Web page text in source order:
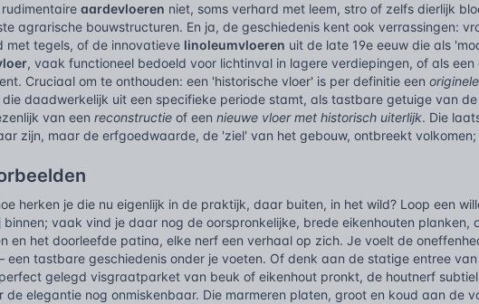
rudimentaireaardevloeren niet, soms verhard met leem, stro of zelfs dierlijk
agrarische bouwstructuren. En ja, de geschiedenis kent ook verrassingen:
met tegels, of de innovatieve linoleumvloeren uit de late 19e eeuw die als
, vaak functioneel bedoeld voor lichtinval in lagere verdiepingen, of als een
Cruciaal om te onthouden: een 'historische vloer' is per definitie eenoriginele
die daadwerkelijk uit een specifieke periode stamt, als tastbare getuige van
van eenreconstructie of eennieuwe vloer met historisch uiterlijk. Die
zijn, maar de erfgoedwaarde, de 'ziel' van het gebouw, ontbreekt
herken je die nu eigenlijk in de praktijk, daar buiten, in het wild? Loop een
binnen; vaak vind je daar nog de oorspronkelijke, brede eikenhouten planken,
en het doorleefde patina, elke nerf een verhaal op zich. Je voelt de
tastbare geschiedenis onder je voeten. Of denk aan de statige entree van
gelegd visgraatparket van beuk of eikenhout pronkt, de houtnerf
de elegantie nog onmiskenbaar. Die marmeren platen, groot en koud aan de